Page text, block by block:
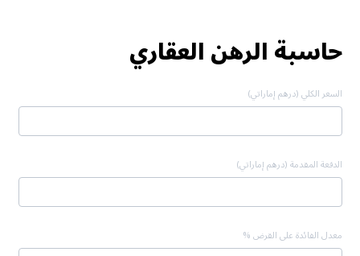
حاسبة الرهن العقاري
السعر الكلي (درهم إماراتي)
الدفعة المقدمة (درهم إماراتي)
معدل الفائدة على القرض %